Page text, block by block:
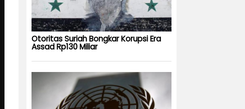
Otoritas Suriah Bongkar Korupsi Era
Assad Rp130 Miliar